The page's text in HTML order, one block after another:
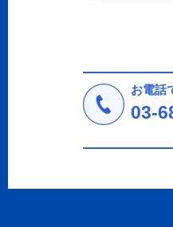
a.応募者等からのお問い
b.本ウェブサイトにおけ
3. プライバシー尊重
お電話
03-